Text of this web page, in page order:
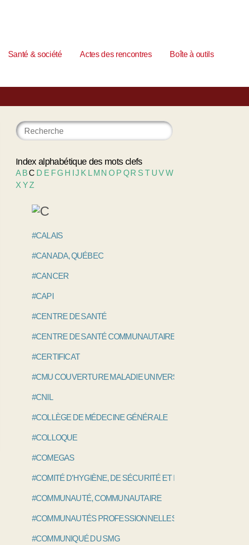
Santé & société Actes des rencontres
Boîte à outils
Index alphabétique des mots clefs
A BC D E FG H IJ K L M NO P Q R S T UVW
X YZ
#CALAIS
#CANADA, QUÉBEC
#CANCER
#CAPI
#CENTRE DE SANTÉ
#CENTRE DE SANTÉ COMMUNAUTAIRE
#CERTIFICAT
#CMU COUVERTURE MALADIE UNIVERSELLE
#CNIL
#COLLÈGE DE MÉDECINE GÉNÉRALE
#COLLOQUE
#COMEGAS
#COMITÉ D’HYGIÈNE, DE SÉCURITÉ ET DES CONDITIONS
#COMMUNAUTÉ, COMMUNAUTAIRE
#COMMUNAUTÉS PROFESSIONNELLES TERRITORIALES
#COMMUNIQUÉ DU SMG